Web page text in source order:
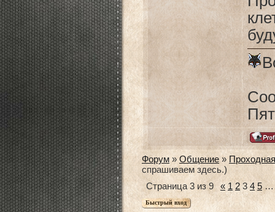
Форум » Общение » Проходная
спрашиваем здесь.)
Страница 3 из 9 « 1 2 3 4 5 …